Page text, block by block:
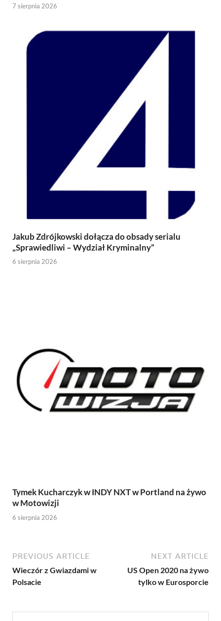
7 sierpnia 2026
Jakub Zdrójkowski dołącza do obsady serialu
„Sprawiedliwi – Wydział Kryminalny”
6 sierpnia 2026
Tymek Kucharczyk w INDY NXT w Portland na żywo
w Motowizji
6 sierpnia 2026
PREVIOUS ARTICLE
Wieczór z Gwiazdami w
Polsacie
NEXT ARTICLE
US Open 2020 na żywo
tylko w Eurosporcie